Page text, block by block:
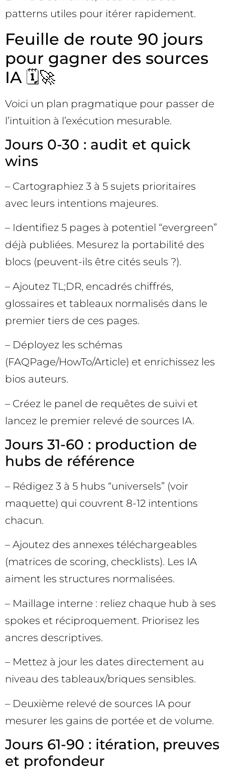
patterns utiles pour itérer rapidement.
Feuille de route 90 jours
pour gagner des sources
IA 🗓️🚀
Voici un plan pragmatique pour passer de
l’intuition à l’exécution mesurable.
Jours 0-30 : audit et quick
wins
– Cartographiez 3 à 5 sujets prioritaires
avec leurs intentions majeures.
– Identifiez 5 pages à potentiel “evergreen”
déjà publiées. Mesurez la portabilité des
blocs (peuvent-ils être cités seuls ?).
– Ajoutez TL;DR, encadrés chiffrés,
glossaires et tableaux normalisés dans le
premier tiers de ces pages.
– Déployez les schémas
(FAQPage/HowTo/Article) et enrichissez les
bios auteurs.
– Créez le panel de requêtes de suivi et
lancez le premier relevé de sources IA.
Jours 31-60 : production de
hubs de référence
– Rédigez 3 à 5 hubs “universels” (voir
maquette) qui couvrent 8-12 intentions
chacun.
– Ajoutez des annexes téléchargeables
(matrices de scoring, checklists). Les IA
aiment les structures normalisées.
– Maillage interne : reliez chaque hub à ses
spokes et réciproquement. Priorisez les
ancres descriptives.
– Mettez à jour les dates directement au
niveau des tableaux/briques sensibles.
– Deuxième relevé de sources IA pour
mesurer les gains de portée et de volume.
Jours 61-90 : itération, preuves
et profondeur